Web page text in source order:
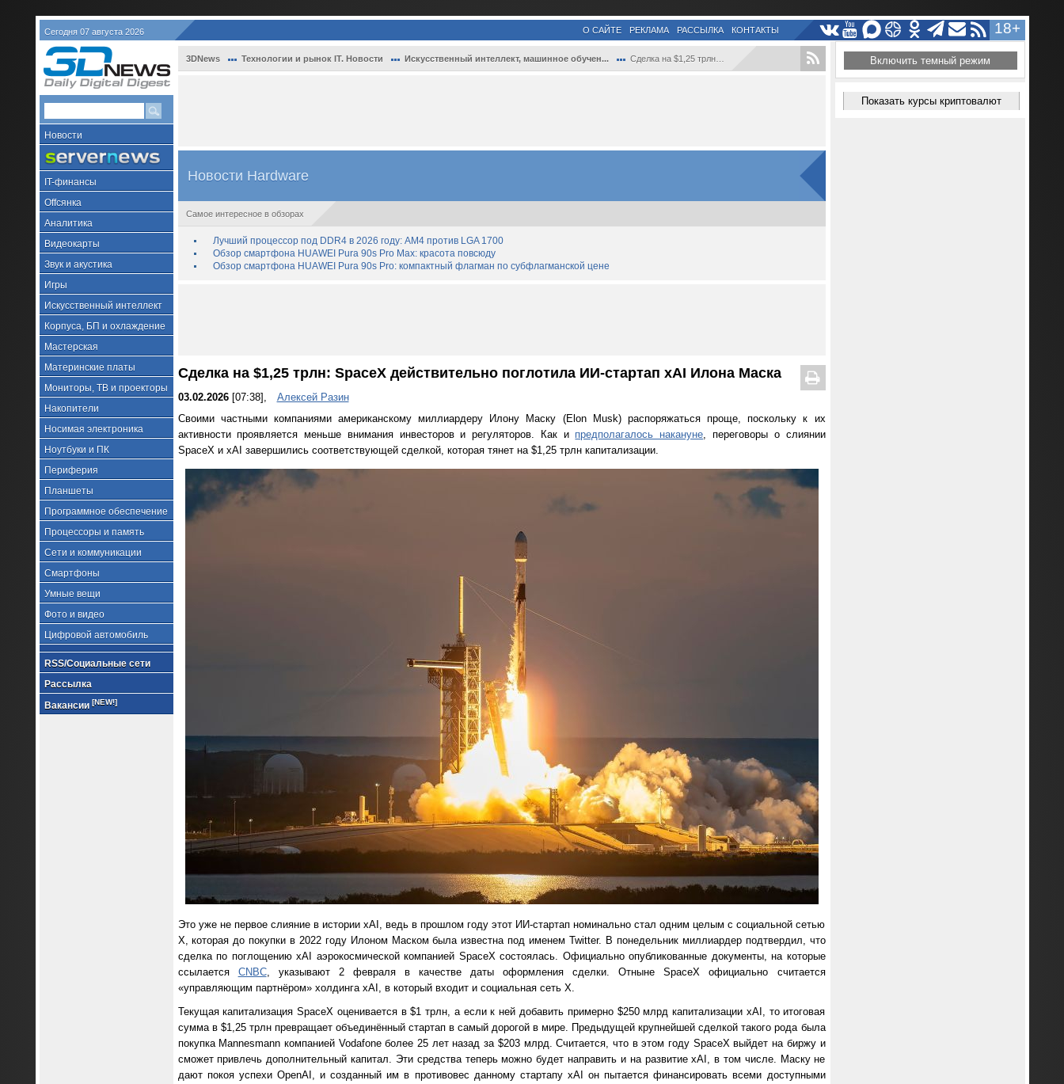
Сегодня 07 августа 2026 18+
О САЙТЕ РЕКЛАМА РАССЫЛКА КОНТАКТЫ
Новости
IT-финансы
Offсянка
Аналитика
Видеокарты
Звук и акустика
Игры
Искусственный интеллект
Корпуса, БП и охлаждение
Мастерская
Материнские платы
Мониторы, ТВ и проекторы
Накопители
Носимая электроника
Ноутбуки и ПК
Периферия
Планшеты
Программное обеспечение
Процессоры и память
Сети и коммуникации
Смартфоны
Умные вещи
Фото и видео
Цифровой автомобиль
RSS/Социальные сети
Рассылка
Вакансии [NEW!]
3DNews Технологии и рынок IT. Новости Искусственный интеллект, машинное обучен... Сделка на $1,25 трлн: SpaceX действитель...
Новости Hardware
Самое интересное в обзорах
Лучший процессор под DDR4 в 2026 году: AM4 против LGA 1700
Обзор смартфона HUAWEI Pura 90s Pro Max: красота повсюду
Обзор смартфона HUAWEI Pura 90s Pro: компактный флагман по субфлагманской цене
Сделка на $1,25 трлн: SpaceX действительно поглотила ИИ-стартап xAI Илона Маска
03.02.2026[07:38],
Алексей Разин
Своими частными компаниями американскому миллиардеру Илону Маску (Elon Musk) распоряжаться проще, поскольку к их
активности проявляется меньше внимания инвесторов и регуляторов. Как и предполагалось накануне, переговоры о слиянии
SpaceX и xAI завершились соответствующей сделкой, которая тянет на $1,25 трлн капитализации.
Это уже не первое слияние в истории xAI, ведь в прошлом году этот ИИ-стартап номинально стал одним целым с социальной сетью
X, которая до покупки в 2022 году Илоном Маском была известна под именем Twitter. В понедельник миллиардер подтвердил, что
сделка по поглощению xAI аэрокосмической компанией SpaceX состоялась. Официально опубликованные документы, на которые
ссылается CNBC, указывают 2 февраля в качестве даты оформления сделки. Отныне SpaceX официально считается
«управляющим партнёром» холдинга xAI, в который входит и социальная сеть X.
Текущая капитализация SpaceX оценивается в $1 трлн, а если к ней добавить примерно $250 млрд капитализации xAI, то итоговая
сумма в $1,25 трлн превращает объединённый стартап в самый дорогой в мире. Предыдущей крупнейшей сделкой такого рода была
покупка Mannesmann компанией Vodafone более 25 лет назад за $203 млрд. Считается, что в этом году SpaceX выйдет на биржу и
сможет привлечь дополнительный капитал. Эти средства теперь можно будет направить и на развитие xAI, в том числе. Маску не
дают покоя успехи OpenAI, и созданный им в противовес данному стартапу xAI он пытается финансировать всеми доступными
Включить темный режим
Показать курсы криптовалют